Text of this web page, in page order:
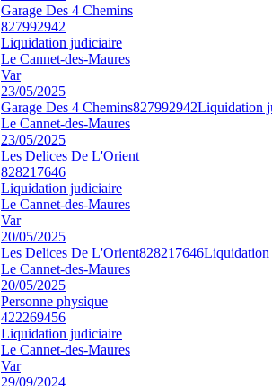
Garage Des 4 Chemins
827992942
Liquidation judiciaire
Le Cannet-des-Maures
Var
23/05/2025
Garage Des 4 Chemins827992942Liquidation
Le Cannet-des-Maures
23/05/2025
Les Delices De L'Orient
828217646
Liquidation judiciaire
Le Cannet-des-Maures
Var
20/05/2025
Les Delices De L'Orient828217646
Le Cannet-des-Maures
20/05/2025
Personne physique
422269456
Liquidation judiciaire
Le Cannet-des-Maures
Var
29/09/2024